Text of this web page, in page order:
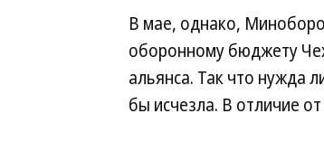
В мае, однако,
оборонному бюджету
альянса. Так что нужда
бы исчезла. В отличие